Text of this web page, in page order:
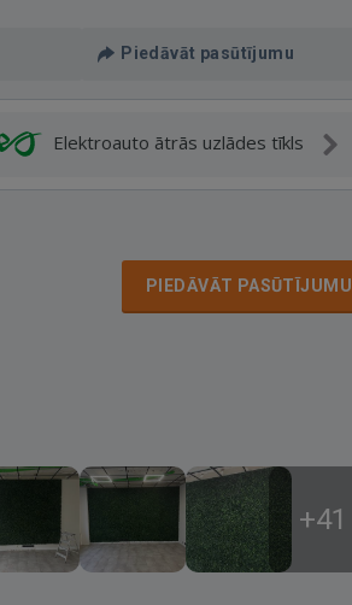
Piedāvāt pasūtījumu
Elektroauto ātrās uzlādes tīkls
PIEDĀVĀT PASŪTĪJUMU
+41